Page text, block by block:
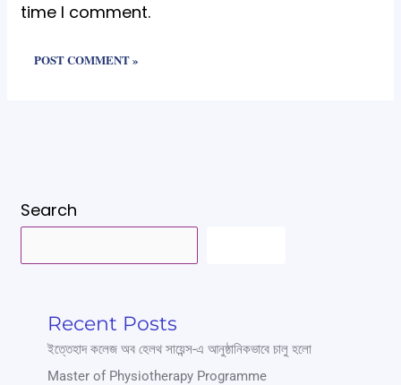
time I comment.
Search
Recent Posts
ইত্তেহাদ কলেজ অব হেলথ সায়েন্স-এ আনুষ্ঠানিকভাবে চালু হলো
Master of Physiotherapy Programme